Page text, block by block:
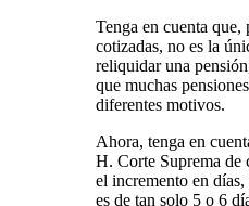
Tenga en cuenta que,
cotizadas, no es la
reliquidar una
que muchas
diferentes motivos.
Ahora, tenga en
H. Corte Suprema de
el incremento en
es de tan solo 5 o 6